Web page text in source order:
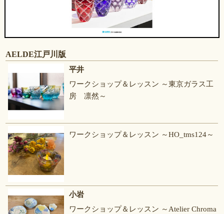
AELDE江戸川版
平井
ワークショップ＆レッスン ～東京ガラス工
房 凛然～
ワークショップ＆レッスン ～HO_tms124～
小岩
ワークショップ＆レッスン ～Atelier Chroma